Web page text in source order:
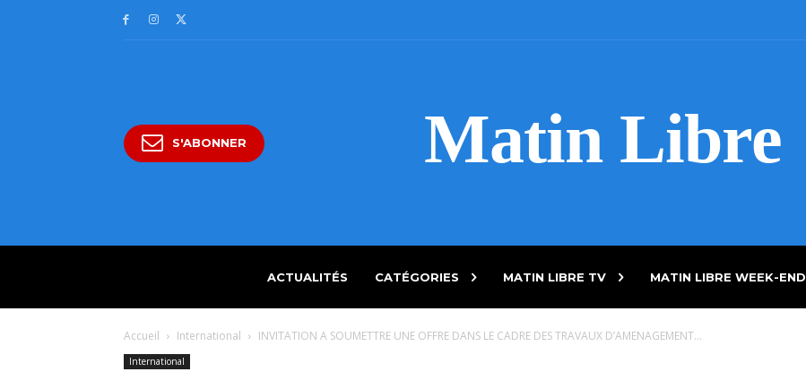
S'ABONNER Matin Libre
ACTUALITÉS CATÉGORIES MATIN LIBRE TV MATIN LIBRE WEEK-END
Accueil International INVITATION A SOUMETTRE UNE OFFRE DANS LE CADRE DES TRAVAUX D’AMENAGEMENT...
International